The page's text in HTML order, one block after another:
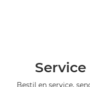
Bestil en service,